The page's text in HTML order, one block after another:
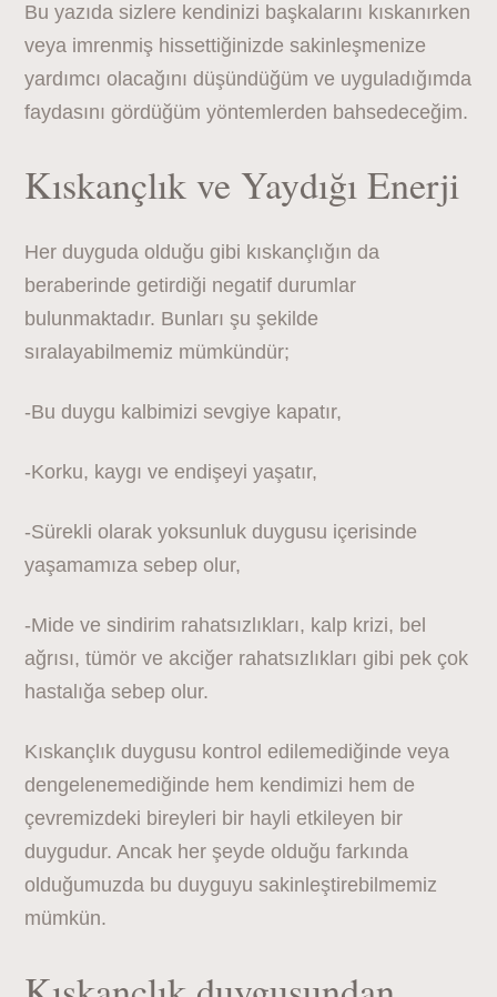
Bu yazıda sizlere kendinizi başkalarını kıskanırken
veya imrenmiş hissettiğinizde sakinleşmenize
yardımcı olacağını düşündüğüm ve uyguladığımda
faydasını gördüğüm yöntemlerden bahsedeceğim.
Kıskançlık ve Yaydığı Enerji
Her duyguda olduğu gibi kıskançlığın da
beraberinde getirdiği negatif durumlar
bulunmaktadır. Bunları şu şekilde
sıralayabilmemiz mümkündür;
-Bu duygu kalbimizi sevgiye kapatır,
-Korku, kaygı ve endişeyi yaşatır,
-Sürekli olarak yoksunluk duygusu içerisinde
yaşamamıza sebep olur,
-Mide ve sindirim rahatsızlıkları, kalp krizi, bel
ağrısı, tümör ve akciğer rahatsızlıkları gibi pek çok
hastalığa sebep olur.
Kıskançlık duygusu kontrol edilemediğinde veya
dengelenemediğinde hem kendimizi hem de
çevremizdeki bireyleri bir hayli etkileyen bir
duygudur. Ancak her şeyde olduğu farkında
olduğumuzda bu duyguyu sakinleştirebilmemiz
mümkün.